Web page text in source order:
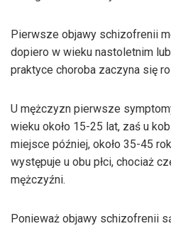
Pierwsze objawy schizofrenii
dopiero w wieku nastoletnim
praktyce choroba zaczyna się
U mężczyzn pierwsze
wieku około 15-25 lat, zaś u
miejsce później, około 35-45
występuje u obu płci, chociaż
mężczyźni.
Ponieważ objawy schizofrenii